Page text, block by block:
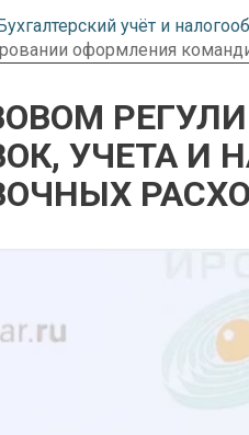
учёт и
оформления
УЧЕТА И